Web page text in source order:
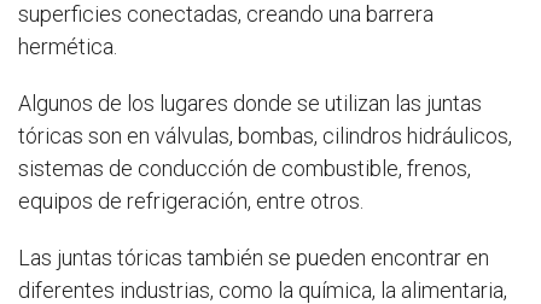
superficies conectadas, creando una barrera
hermética.
Algunos de los lugares donde se utilizan las juntas
tóricas son en válvulas, bombas, cilindros hidráulicos,
sistemas de conducción de combustible, frenos,
equipos de refrigeración, entre otros.
Las juntas tóricas también se pueden encontrar en
diferentes industrias, como la química, la alimentaria,